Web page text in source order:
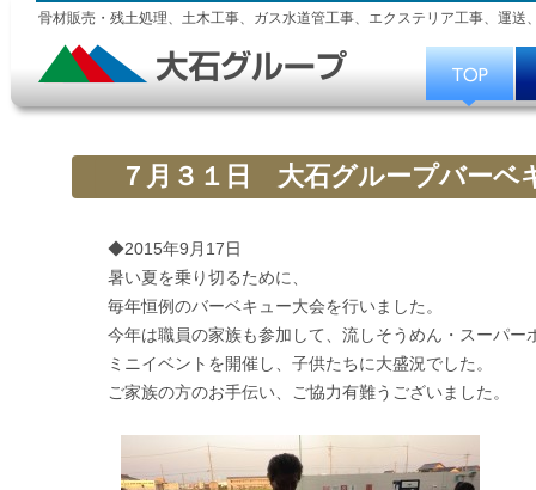
骨材販売・残土処理、土木工事、ガス水道管工事、エクステリア工事、運送
７月３１日 大石グループバーベ
◆2015年9月17日
暑い夏を乗り切るために、
毎年恒例のバーベキュー大会を行いました。
今年は職員の家族も参加して、流しそうめん・スーパー
ミニイベントを開催し、子供たちに大盛況でした。
ご家族の方のお手伝い、ご協力有難うございました。